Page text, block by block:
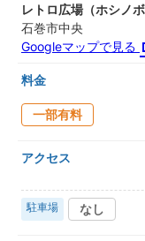
レトロ広場（ホシノ
石巻市中央
Googleマップで見る
料金
一部有料
アクセス
駐車場 なし